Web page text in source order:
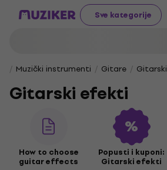
Sve kategorije
Muzički instrumenti Gitare
Gitarski efekti
How to choose
guitar effects
Popusti i kuponi:
Gitarski efekti